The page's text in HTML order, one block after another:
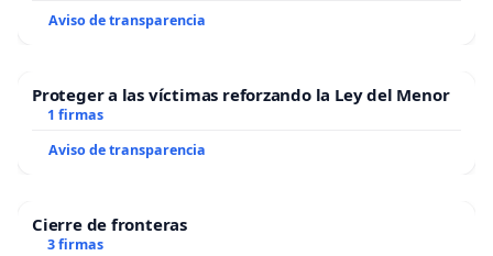
Aviso de transparencia
Proteger a las víctimas reforzando la Ley del Menor
1 firmas
Aviso de transparencia
Cierre de fronteras
3 firmas